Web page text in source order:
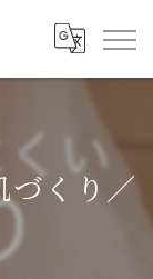
づくり／